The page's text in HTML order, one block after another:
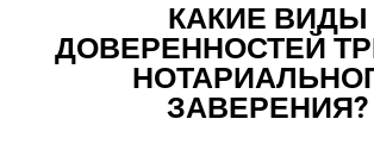
КАКИЕ ВИДЫ
ДОВЕРЕННОСТЕЙ
ЗАВЕРЕНИЯ?